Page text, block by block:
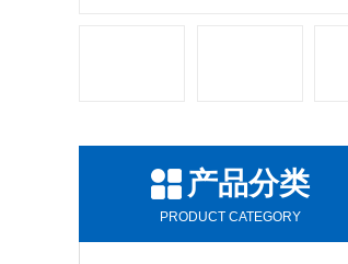
产品分类
PRODUCT CATEGORY